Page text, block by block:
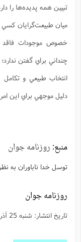
تبيين همه پديده‌ها را
ميان طبيعت‌گرايان
خصوص موجودات فاقد
چنداني براي گفتن
انتخاب طبيعي و
دليل موجهي براي اين امر
منبع: روزنامه جوان
توسل خدا ناباوران به
روزنامه جوان
تاريخ انتشار: شنبه 25 آذر ماه